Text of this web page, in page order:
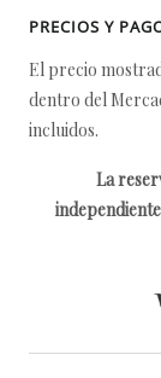
PRECIOS Y
El precio
dentro del
incluidos.
La